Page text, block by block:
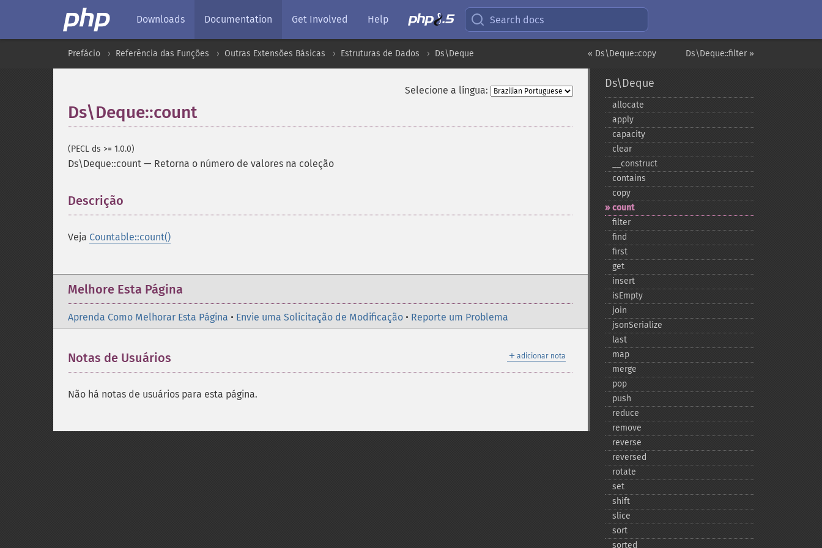
Downloads Documentation Get Involved Help Search docs
Ds\Deque::filter »
« Ds\Deque::copy
Prefácio Referência das Funções Outras Extensões Básicas Estruturas de Dados Ds\Deque
Selecione a língua:
Ds\Deque::count
(PECL ds >= 1.0.0)
Ds\Deque::count — Retorna o número de valores na coleção
Descrição
Veja Countable::count()
Melhore Esta Página
Aprenda Como Melhorar Esta Página • Envie uma Solicitação de Modificação • Reporte um Problema
＋ adicionar nota
Notas de Usuários
Não há notas de usuários para esta página.
Ds\Deque
allocate
apply
capacity
clear
_​_​construct
contains
copy
count
filter
find
first
get
insert
isEmpty
join
jsonSerialize
last
map
merge
pop
push
reduce
remove
reverse
reversed
rotate
set
shift
slice
sort
sorted